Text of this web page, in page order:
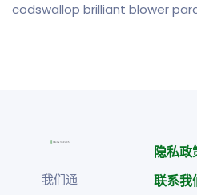
codswallop brilliant blower
我们通
隐私政
联系我